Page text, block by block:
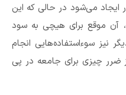
ایجاد می‌شود در حالی که این
آن موقع برای هیچی به سود
نیز سوءاستفاده‌هایی انجام
ضرر چیزی برای جامعه در پی